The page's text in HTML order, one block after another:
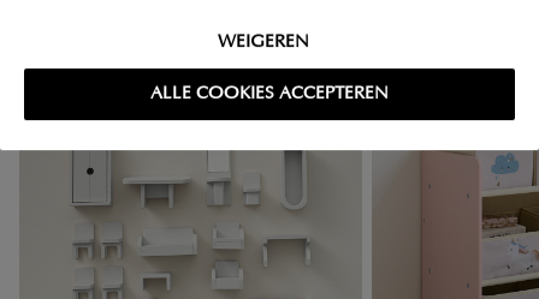
WEIGEREN
ALLE COOKIES ACCEPTEREN